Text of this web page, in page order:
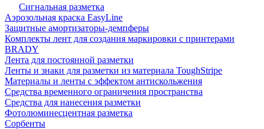
Сигнальная разметка
Аэрозольная краска EasyLine
Защитные амортизаторы-демпферы
Комплекты лент для создания маркировки с принтерами
BRADY
Лента для постоянной разметки
Ленты и знаки для разметки из материала ToughStripe
Материалы и ленты с эффектом антискольжения
Средства временного ограничения пространства
Средства для нанесения разметки
Фотолюминесцентная разметка
Сорбенты